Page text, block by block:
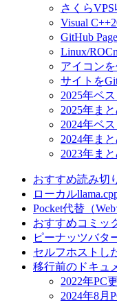
さくら
Visual
GitHub
Linux/
アイコン
サイトを
2025年ベ
2025年ま
2024年ベ
2024年ま
2023年ま
おすすめ読み切
ローカル
Pocket代替（
おすすめコミッ
ピーナッツバタ
セルフホストし
移行前のドキュ
2022年PC
2024年8月